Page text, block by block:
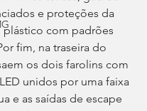
e proteções da
plástico com padrões
fim, na traseira do
os dois farolins com
unidos por uma faixa
e as saídas de escape